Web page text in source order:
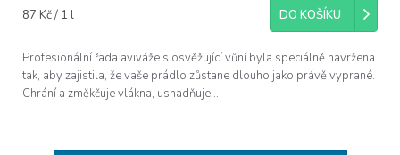
Měrná
87 Kč / 1 l DO KOŠÍKU
Profesionální řada aviváže s osvěžující vůní byla speciálně navržena
tak, aby zajistila, že vaše prádlo zůstane dlouho jako právě vyprané.
Chrání a změkčuje vlákna, usnadňuje...